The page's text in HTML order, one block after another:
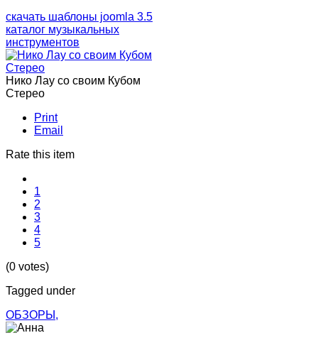
скачать шаблоны joomla 3.5
каталог музыкальных
инструментов
Нико Лау со своим Кубом
Стерео
Print
Email
Rate this item
1
2
3
4
5
(0 votes)
Tagged under
ОБЗОРЫ,